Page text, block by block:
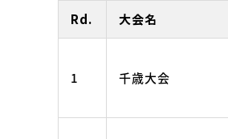
Rd. 大会名
1 千歳大会